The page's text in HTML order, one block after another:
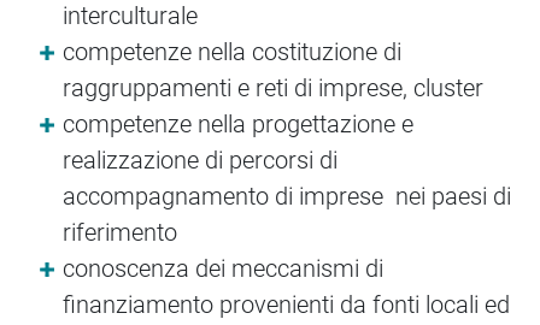
interculturale
competenze nella costituzione di
raggruppamenti e reti di imprese, cluster
competenze nella progettazione e
realizzazione di percorsi di
accompagnamento di imprese nei paesi di
riferimento
conoscenza dei meccanismi di
finanziamento provenienti da fonti locali ed